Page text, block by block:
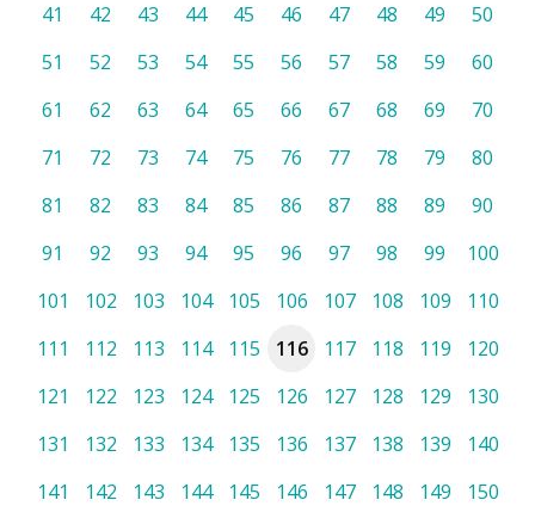
41
42 43 44 45 46 47 48 49
50
51
52 53 54 55 56 57 58 59
60
61
62 63 64 65 66 67 68 69
70
71
72 73 74 75 76 77 78 79
80
81
82 83 84 85 86 87 88 89
90
91
92 93 94 95 96 97 98 99
100
101
102 103 104 105 106 107 108 109
110
111
112 113 114 115 116 117 118 119
120
121
122 123 124 125 126 127 128 129
130
131
132 133 134 135 136 137 138 139
140
141
142 143 144 145 146 147 148 149
150